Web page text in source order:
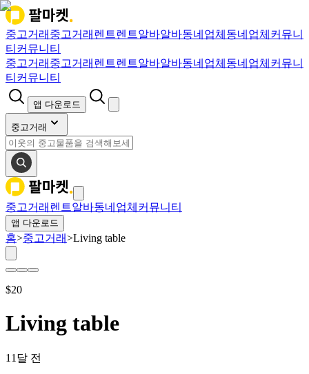
중고거래 중고거래 렌트렌트알바알바동네업체 동네업체 커뮤니
티 커뮤니티
중고거래 중고거래 렌트렌트알바알바동네업체 동네업체 커뮤니
티 커뮤니티
앱 다운로드
중고거래
중고거래 렌트알바동네업체 커뮤니티
앱 다운로드
홈>중고거래>Living table
$20
Living table
11달 전